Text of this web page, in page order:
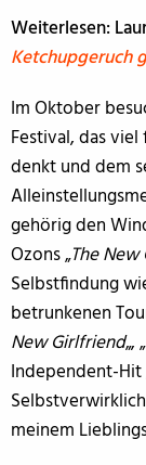
Weiterlesen:
Ketchupgeruch
Im Oktober
Festival, das
denkt und dem
gehörig den
Ozons „The
Selbstfindung
betrunkenen
New Girlfriend„, „
Independent-Hit
meinem